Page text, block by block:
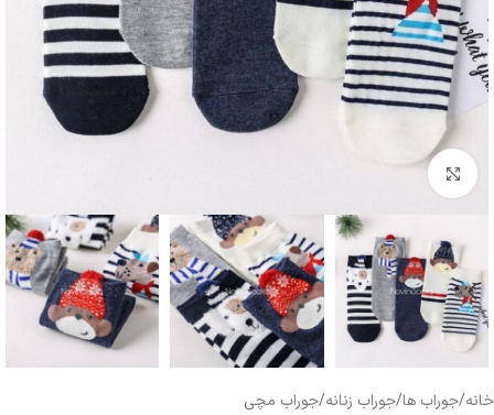
بزرگنمایی تصویر
خانه/جوراب ها/جوراب زنانه/جوراب مچی